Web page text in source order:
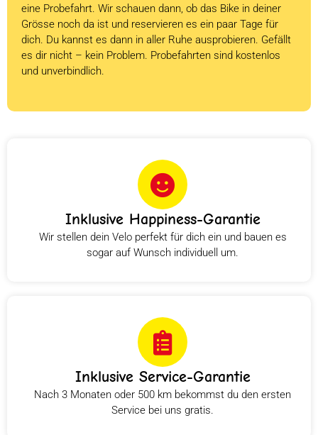
eine Probefahrt. Wir schauen dann, ob das Bike in deiner
Grösse noch da ist und reservieren es ein paar Tage für
dich. Du kannst es dann in aller Ruhe ausprobieren. Gefällt
es dir nicht – kein Problem. Probefahrten sind kostenlos
und unverbindlich.
Inklusive Happiness-Garantie
Wir stellen dein Velo perfekt für dich ein und bauen es
sogar auf Wunsch individuell um.
Inklusive Service-Garantie
Nach 3 Monaten oder 500 km bekommst du den ersten
Service bei uns gratis.